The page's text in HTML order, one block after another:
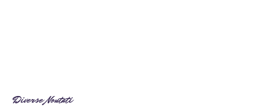
Diverse Noutati